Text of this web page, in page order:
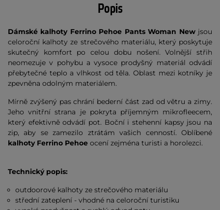
Popis
Dámské kalhoty Ferrino Pehoe Pants Woman New jsou
celoroční kalhoty ze strečového materiálu, který poskytuje
skutečný komfort po celou dobu nošení. Volnější střih
neomezuje v pohybu a vysoce prodyšný materiál odvádí
přebytečné teplo a vlhkost od těla. Oblast mezi kotníky je
zpevněna odolným materiálem.
Mírně zvýšený pas chrání bederní část zad od větru a zimy.
Jeho vnitřní strana je pokryta příjemným mikrofleecem,
který efektivně odvádí pot. Boční i stehenní kapsy jsou na
zip, aby se zamezilo ztrátám vašich cenností. Oblíbené
kalhoty Ferrino Pehoe ocení zejména turisti a horolezci.
Technický popis:
outdoorové kalhoty ze strečového materiálu
střední zateplení - vhodné na celoroční turistiku